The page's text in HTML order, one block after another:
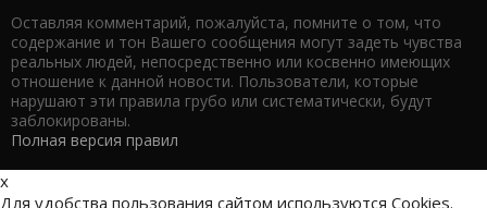
Оставляя комментарий, пожалуйста, помните о том, что
содержание и тон Вашего сообщения могут задеть чувства
реальных людей, непосредственно или косвенно имеющих
отношение к данной новости. Пользователи, которые
нарушают эти правила грубо или систематически, будут
заблокированы.
Полная версия правил
x
Для удобства пользования сайтом используются Cookies.